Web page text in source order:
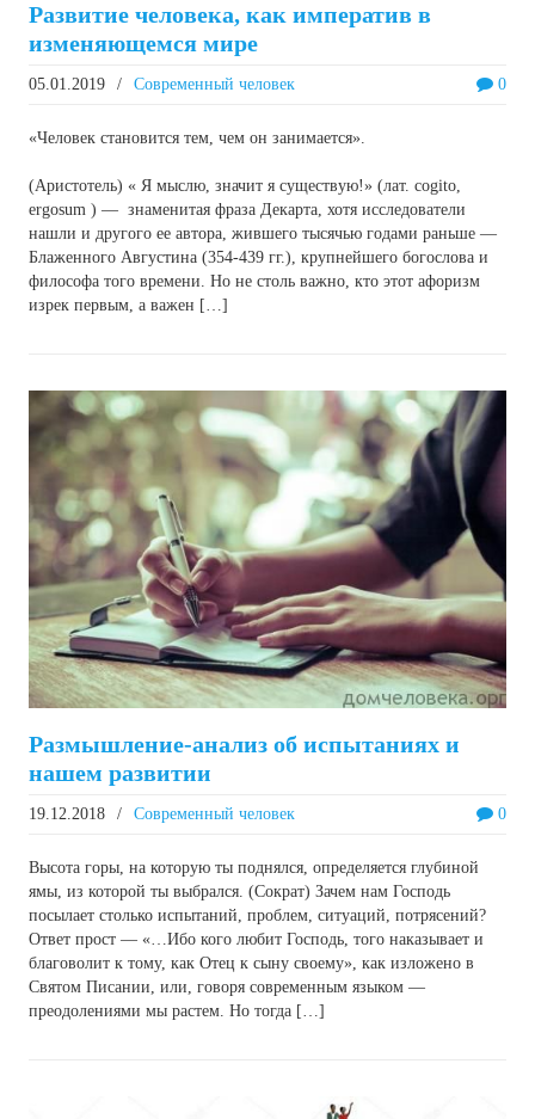
Развитие человека, как императив в
изменяющемся мире
0
05.01.2019 / Современный человек
«Человек становится тем, чем он занимается».
(Аристотель) « Я мыслю, значит я существую!» (лат. cogito,
ergosum ) — знаменитая фраза Декарта, хотя исследователи
нашли и другого ее автора, жившего тысячью годами раньше —
Блаженного Августина (354-439 гг.), крупнейшего богослова и
философа того времени. Но не столь важно, кто этот афоризм
изрек первым, а важен […]
Размышление-анализ об испытаниях и
нашем развитии
0
19.12.2018 / Современный человек
Высота горы, на которую ты поднялся, определяется глубиной
ямы, из которой ты выбрался. (Сократ) Зачем нам Господь
посылает столько испытаний, проблем, ситуаций, потрясений?
Ответ прост — «…Ибо кого любит Господь, того наказывает и
благоволит к тому, как Отец к сыну своему», как изложено в
Святом Писании, или, говоря современным языком —
преодолениями мы растем. Но тогда […]